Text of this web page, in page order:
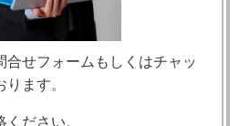
合せフォームもしくはチャッ
ます。
ださい。